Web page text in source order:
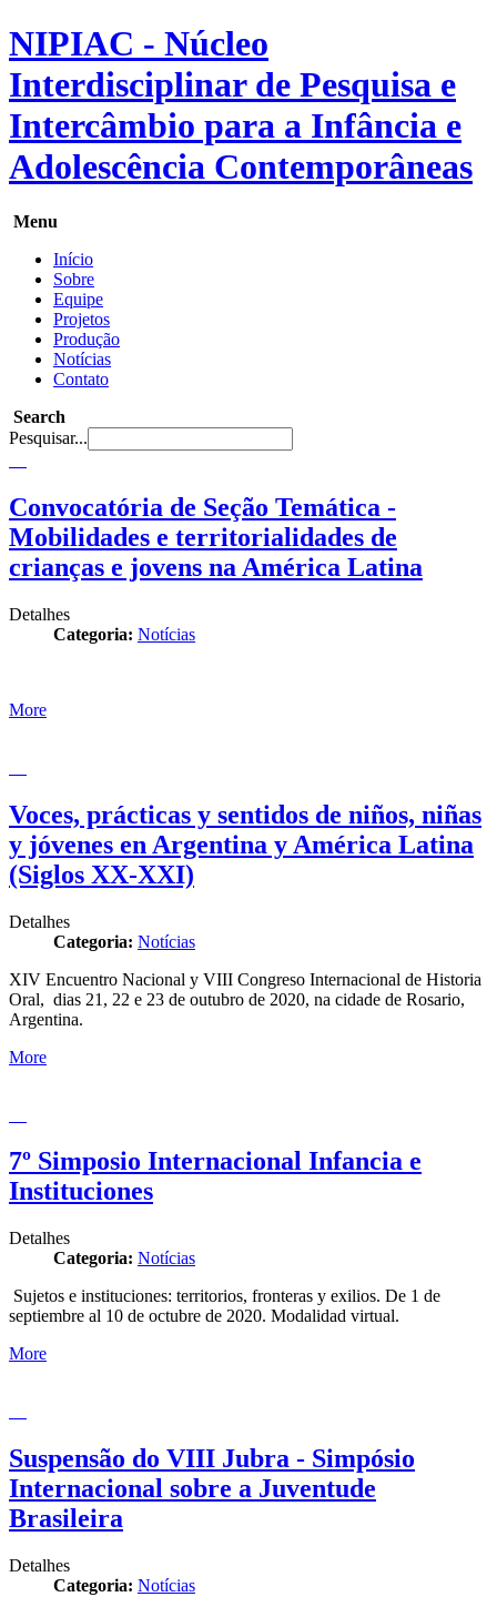
NIPIAC - Núcleo
Interdisciplinar de Pesquisa e
Intercâmbio para a Infância e
Adolescência Contemporâneas
Menu
Início
Sobre
Equipe
Projetos
Produção
Notícias
Contato
Search
Pesquisar...
Convocatória de Seção Temática -
Mobilidades e territorialidades de
crianças e jovens na América Latina
Detalhes
Categoria: Notícias
More
Voces, prácticas y sentidos de niños, niñas
y jóvenes en Argentina y América Latina
(Siglos XX-XXI)
Detalhes
Categoria: Notícias
XIV Encuentro Nacional y VIII Congreso Internacional de Historia
Oral, dias 21, 22 e 23 de outubro de 2020, na cidade de Rosario,
Argentina.
More
7º Simposio Internacional Infancia e
Instituciones
Detalhes
Categoria: Notícias
Sujetos e instituciones: territorios, fronteras y exilios. De 1 de
septiembre al 10 de octubre de 2020. Modalidad virtual.
More
Suspensão do VIII Jubra - Simpósio
Internacional sobre a Juventude
Brasileira
Detalhes
Categoria: Notícias